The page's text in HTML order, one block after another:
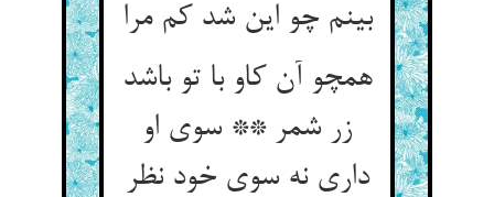
بینم چو این شد کم مرا
همچو آن کاو با تو باشد
زر شمر ** سوی او
داری نه سوی خود نظر